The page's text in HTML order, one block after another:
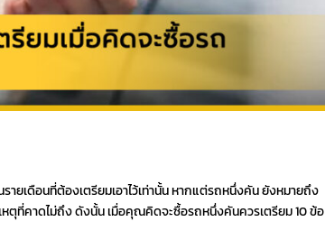
ายเดือนที่ต้องเตรียมเอาไว้เท่านั้น หากแต่รถหนึ่งคัน ยังหมายถึง
ตุที่คาดไม่ถึง ดังนั้น เมื่อคุณคิดจะซื้อรถหนึ่งคันควรเตรียม 10 ข้อ